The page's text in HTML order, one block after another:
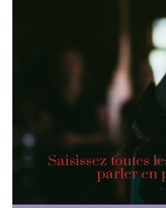
Saisissez toutes
parler en